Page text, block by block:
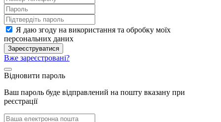
Я даю згоду на використання та обробку моїх
персональних даних
Зареєструватися
Вже зареєстровані?
Відновити пароль
Ваш пароль буде відправлений на пошту вказану при
реєстрації